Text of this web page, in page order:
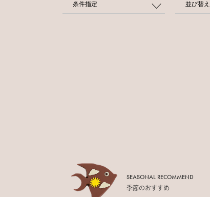
条件指定 並び替え
SEASONAL RECOMMEND
季節のおすすめ